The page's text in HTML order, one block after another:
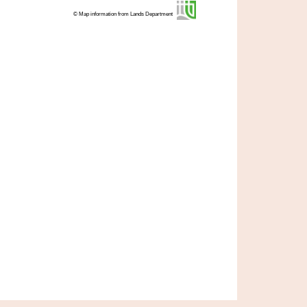
© Map information from Lands Department